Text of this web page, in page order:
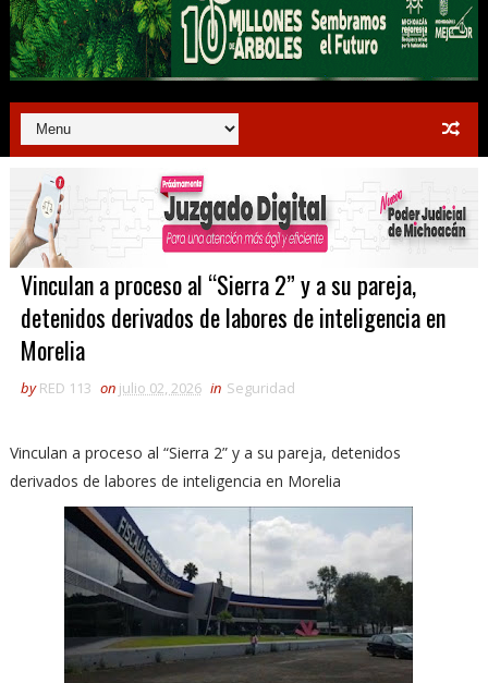
Vinculan a proceso al “Sierra 2” y a su pareja,
detenidos derivados de labores de inteligencia en
Morelia
by RED 113 on julio 02, 2026 in Seguridad
Vinculan a proceso al “Sierra 2” y a su pareja, detenidos
derivados de labores de inteligencia en Morelia